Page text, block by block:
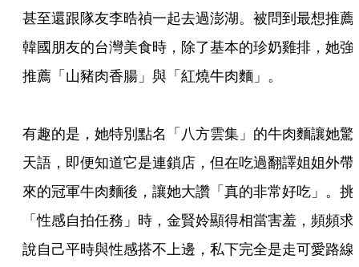
甚至還跟隊友李晧禎一起去過澎湖。被問到最想推薦
韓國朋友的台灣美食時，除了基本的珍奶雞排，她強
推薦「山豬肉香腸」與「紅燒牛肉麵」。
有趣的是，她特別點名「八方雲集」的牛肉麵讓她驚
天語，即便知道它是連鎖店，但在吃過翻譯姐姐外帶
來的冠軍牛肉麵後，讓她大讚「真的非常好吃」。挑
「性感自拍任務」時，金賢姈顯得相當害羞，頻頻求
說自己平時與性感搭不上邊，私下完全是走可愛路線